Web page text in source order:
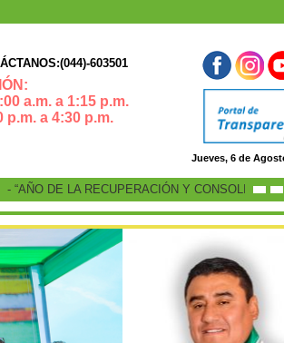
603501
a.m. a 1:15 p.m.
p.m.
Jueves, 6 de
DE LA RECUPERACIÓN Y CONSOLIDACIÓN